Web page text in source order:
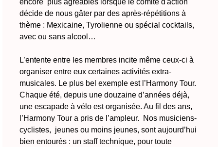
encore plus agréables lorsque le comité d'action
décide de nous gâter par des après-répétitions à
thème : Mexicaine, Tyrolienne ou spécial cocktails,
avec ou sans alcool…
L’entente entre les membres incite même ceux-ci à
organiser entre eux certaines activités extra-
musicales. Le plus bel exemple est l’Harmony Tour.
Chaque été, depuis une douzaine d’années déjà,
une escapade à vélo est organisée. Au fil des ans,
l’Harmony Tour a pris de l’ampleur. Nos musiciens-
cyclistes, jeunes ou moins jeunes, sont aujourd’hui
bien entourés : un staff technique, pour toute